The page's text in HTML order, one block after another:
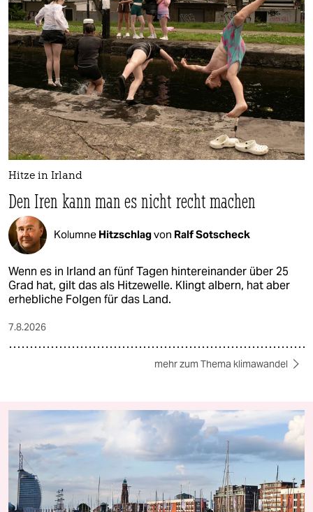
Hitze in Irland
Den Iren kann man es nicht recht machen
Kolumne Hitzschlagvon Ralf Sotscheck
Wenn es in Irland an fünf Tagen hintereinander über 25
Grad hat, gilt das als Hitzewelle. Klingt albern, hat aber
erhebliche Folgen für das Land.
7.8.2026
mehr zum Thema klimawandel